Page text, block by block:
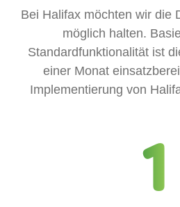
Bei Halifax möchten wir die
möglich halten.
Standardfunktionalität ist
einer Monat
Implementierung von
1